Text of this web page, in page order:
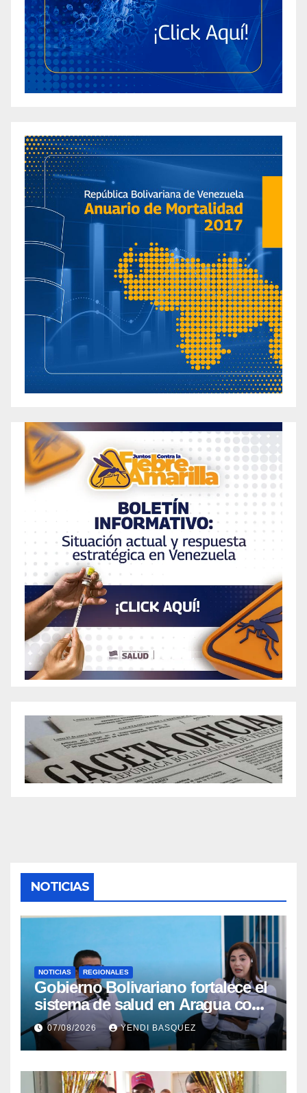
NOTICIAS
NOTICIAS REGIONALES
Gobierno Bolivariano fortalece el
sistema de salud en Aragua con
la reinauguración del CDI La
Mora
07/08/2026 YENDI BASQUEZ